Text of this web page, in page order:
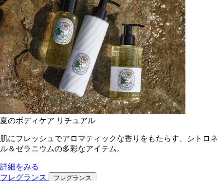
夏のボディケア リチュアル
肌にフレッシュでアロマティックな香りをもたらす、シトロネ
ル＆ゼラニウムの多彩なアイテム。
詳細をみる
フレグランス
フレグランス